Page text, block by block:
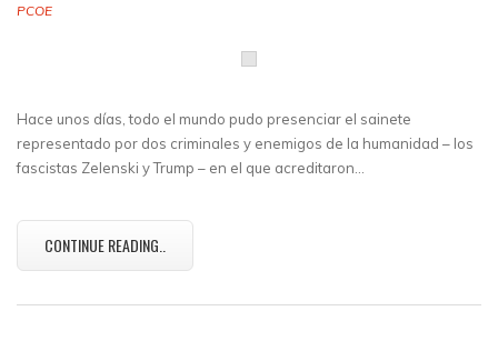
PCOE
Hace unos días, todo el mundo pudo presenciar el sainete
representado por dos criminales y enemigos de la humanidad – los
fascistas Zelenski y Trump – en el que acreditaron…
CONTINUE READING..